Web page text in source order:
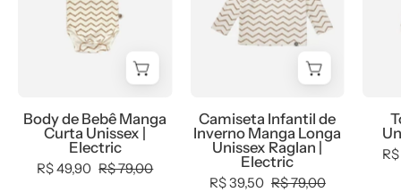
Curta
Unissex
|
Electric
MiniMalista
Baby
-
Body de Bebê Manga
Curta Unissex |
Electric
R$ 49,90 R$ 79,00
Manga
Longa
Unissex
Raglan
Electric
Camiseta Infantil de
Inverno Manga Longa
Unissex Raglan |
Electric
R$ 39,50 R$ 79,00